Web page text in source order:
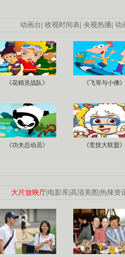
动画台 收视时间表 央视热播 动
《花精灵战队》 《飞哥与小佛》
《功夫总动员》 《竞技大联盟》
大片放映厅 电影库 高清美图 热辣资